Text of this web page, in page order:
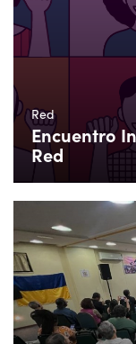
Red
Encuentro
Red